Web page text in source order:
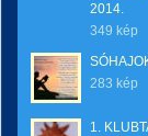
2014.
349 kép
283 kép
1.